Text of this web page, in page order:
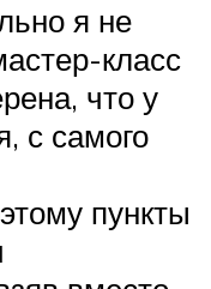
я не
класс
что у
с самого
пункты